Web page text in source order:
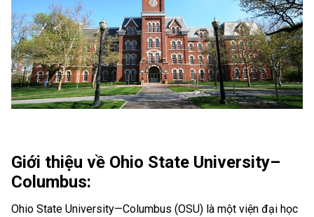
Giới thiệu về Ohio State University–
Columbus:
Ohio State University—Columbus (OSU) là một viện đại học